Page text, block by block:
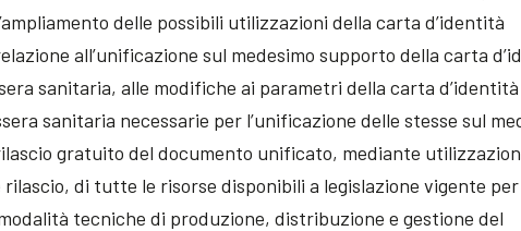
delle possibili utilizzazioni della carta d’identità
all’unificazione sul medesimo supporto della carta
sanitaria, alle modifiche ai parametri della carta d’identità
sanitaria necessarie per l’unificazione delle stesse sul
gratuito del documento unificato, mediante
di tutte le risorse disponibili a legislazione vigente per
tecniche di produzione, distribuzione e gestione del